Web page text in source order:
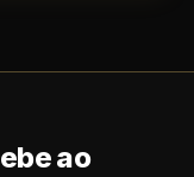
ao